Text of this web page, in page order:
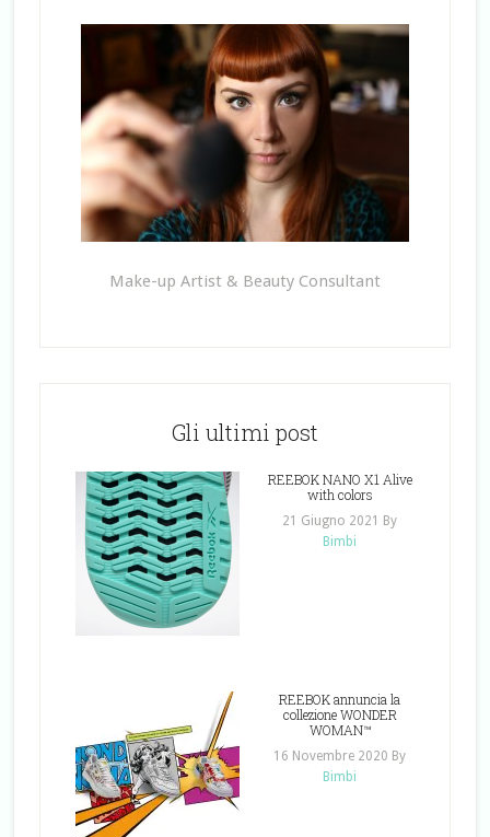
Make-up Artist & Beauty Consultant
Gli ultimi post
REEBOK NANO X1 Alive
with colors
21 Giugno 2021
By
Bimbi
REEBOK annuncia la
collezione WONDER
WOMAN™
16 Novembre 2020 By
Bimbi